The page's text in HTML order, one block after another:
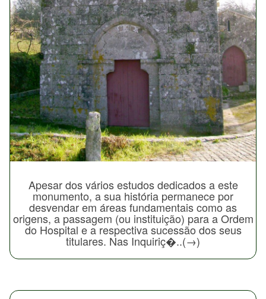
Apesar dos vários estudos dedicados a este
monumento, a sua história permanece por
desvendar em áreas fundamentais como as
origens, a passagem (ou instituição) para a Ordem
do Hospital e a respectiva sucessão dos seus
titulares. Nas Inquiriç�..(→)